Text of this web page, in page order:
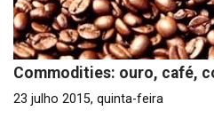
Commodities: ouro, café,
23 julho 2015, quinta-feira